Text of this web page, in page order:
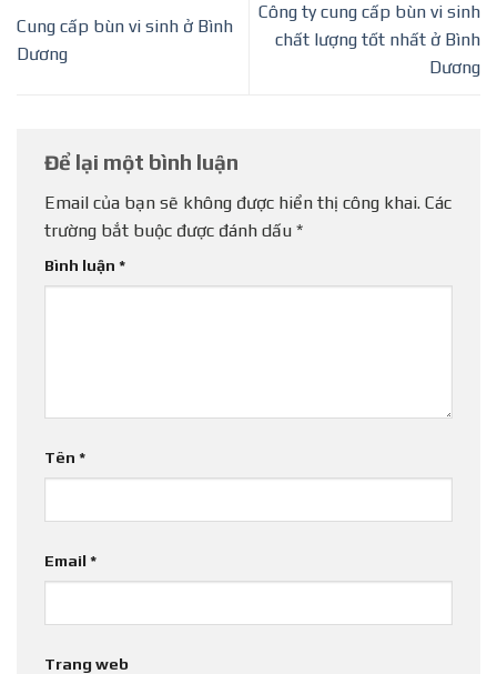
Cung cấp bùn vi sinh ở Bình
Dương
Công ty cung cấp bùn vi sinh
chất lượng tốt nhất ở Bình
Dương
Để lại một bình luận
Email của bạn sẽ không được hiển thị công khai. Các
trường bắt buộc được đánh dấu *
Bình luận *
Tên *
Email *
Trang web